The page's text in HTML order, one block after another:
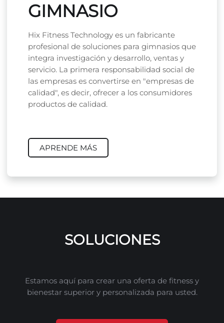
GIMNASIO
Hix Fitness Technology es un fabricante
profesional de soluciones para gimnasios que
integra investigación y desarrollo, ventas y
servicio. La primera responsabilidad social de
las empresas es convertirse en "empresas de
calidad", es decir, ofrecer a los consumidores
productos de calidad.
APRENDE MÁS
SOLUCIONES
Estamos aquí para crear una oferta de fitness y
bienestar superior y personalizada para usted.